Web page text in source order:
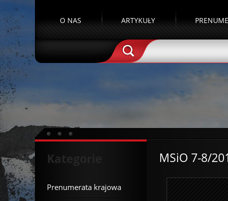
O NAS ARTYKUŁY
MSiO 7-8/
Kategorie
Prenumerata krajowa